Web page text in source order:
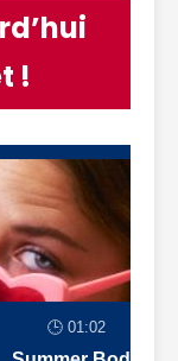
!
🕒 01:02